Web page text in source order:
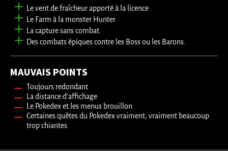
Le vent de fraîcheur apporté à la licence
Le Farm à la monster Hunter
La capture sans combat.
Des combats épiques contre les Boss ou les Barons.
MAUVAIS POINTS
Toujours redondant
La distance d'affichage
Le Pokedex et les menus brouillon
Certaines quêtes du Pokedex vraiment, vraiment beaucoup
trop chiantes.